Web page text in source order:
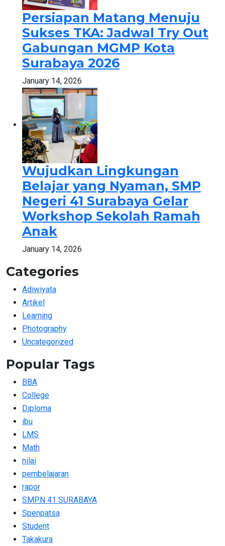
Persiapan Matang Menuju
Sukses TKA: Jadwal Try Out
Gabungan MGMP Kota
Surabaya 2026
January 14, 2026
Wujudkan Lingkungan
Belajar yang Nyaman, SMP
Negeri 41 Surabaya Gelar
Workshop Sekolah Ramah
Anak
January 14, 2026
Categories
Adiwiyata
Artikel
Learning
Photography
Uncategorized
Popular Tags
BBA
College
Diploma
ibu
LMS
Math
nilai
pembelajaran
rapor
SMPN 41 SURABAYA
Spenpatsa
Student
Takakura